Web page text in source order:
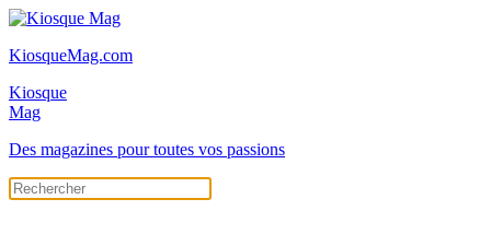
KiosqueMag.com
Kiosque
Mag
Des magazines pour toutes vos passions